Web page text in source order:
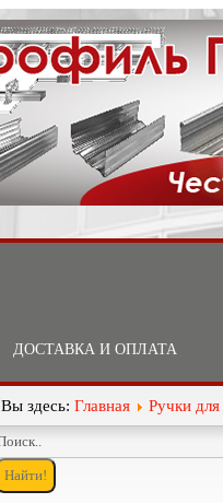
ДОСТАВКА И ОПЛАТА
Вы здесь:Главная Ручки